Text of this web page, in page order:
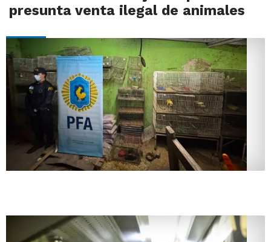
presunta venta ilegal de animales